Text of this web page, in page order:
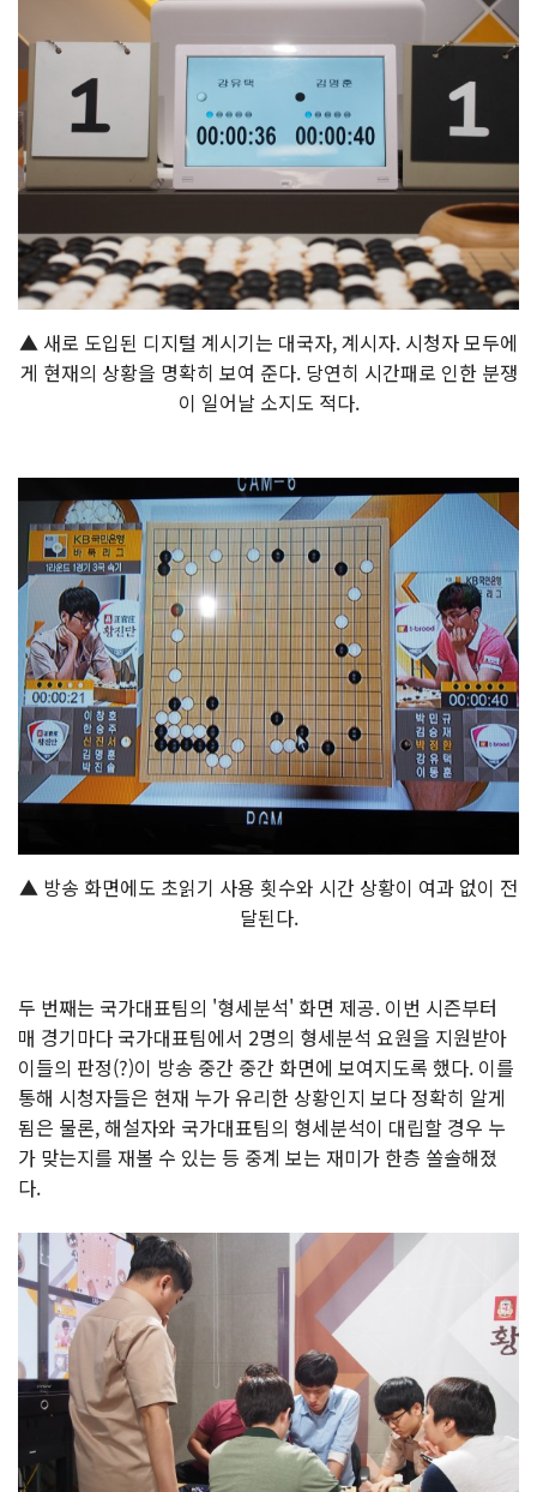
▲ 새로 도입된 디지털 계시기는 대국자, 계시자. 시청자 모두에
게 현재의 상황을 명확히 보여 준다. 당연히 시간패로 인한 분쟁
이 일어날 소지도 적다.
▲ 방송 화면에도 초읽기 사용 횟수와 시간 상황이 여과 없이 전
달된다.
두 번째는 국가대표팀의 '형세분석' 화면 제공. 이번 시즌부터
매 경기마다 국가대표팀에서 2명의 형세분석 요원을 지원받아
이들의 판정(?)이 방송 중간 중간 화면에 보여지도록 했다. 이를
통해 시청자들은 현재 누가 유리한 상황인지 보다 정확히 알게
됨은 물론, 해설자와 국가대표팀의 형세분석이 대립할 경우 누
가 맞는지를 재볼 수 있는 등 중계 보는 재미가 한층 쏠솔해졌
다.